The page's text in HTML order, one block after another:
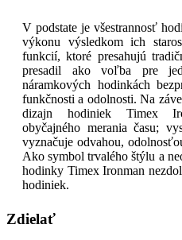
V podstate je všestrannosť
výkonu výsledkom ich
funkcií, ktoré presahujú
presadil ako voľba pre
náramkových hodinkách
funkčnosti a odolnosti. Na
dizajn hodiniek Timex
obyčajného merania času;
vyznačuje odvahou,
Ako symbol trvalého štýlu a
hodinky Timex Ironman
hodiniek.
Zdielať